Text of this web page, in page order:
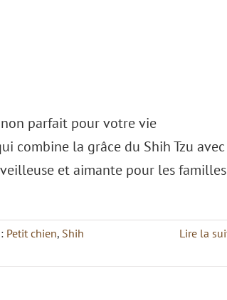
parfait pour votre vie
combine la grâce du Shih Tzu avec
et aimante pour les familles
Petit chien, Shih
Lire la